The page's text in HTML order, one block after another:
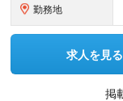
勤務地
求人を見る
掲